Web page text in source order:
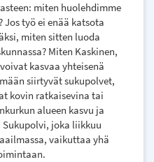
miten huolehdimme
Jos työ ei enää katsota
miten sitten luoda
Miten Kaskinen,
kasvaa yhteisenä
siirtyvät sukupolvet,
kovin ratkaisevina tai
alueen kasvu ja
joka liikkuu
vaikuttaa yhä